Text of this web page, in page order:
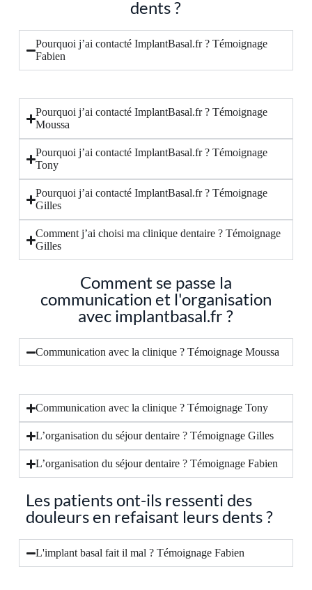
dents ?
Pourquoi j’ai contacté ImplantBasal.fr ? Témoignage
Fabien
Pourquoi j’ai contacté ImplantBasal.fr ? Témoignage
Moussa
Pourquoi j’ai contacté ImplantBasal.fr ? Témoignage
Tony
Pourquoi j’ai contacté ImplantBasal.fr ? Témoignage
Gilles
Comment j’ai choisi ma clinique dentaire ? Témoignage
Gilles
Comment se passe la
communication et l'organisation
avec implantbasal.fr ?
Communication avec la clinique ? Témoignage Moussa
Communication avec la clinique ? Témoignage Tony
L’organisation du séjour dentaire ? Témoignage Gilles
L’organisation du séjour dentaire ? Témoignage Fabien
Les patients ont-ils ressenti des
douleurs en refaisant leurs dents ?
L'implant basal fait il mal ? Témoignage Fabien